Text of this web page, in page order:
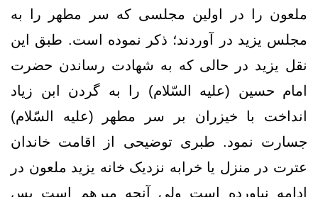
ملعون را در اولین مجلسی که سر مطهر را به
مجلس یزید در آوردند؛ ذکر نموده است. طبق این
نقل یزید در حالی که به شهادت رساندن حضرت
امام حسین (علیه السّلام) را به گردن ابن زیاد
انداخت با خیزران بر سر مطهر (علیه السّلام)
جسارت نمود. طبری توضیحی از اقامت خاندان
عترت در منزل یا خرابه نزدیک خانه یزید ملعون در
ادامه نیاورده است ولی آنچه مبرهم است پس